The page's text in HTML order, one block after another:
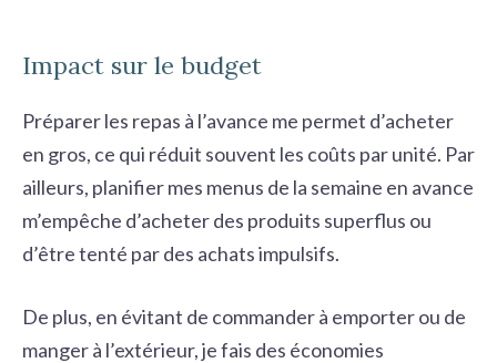
Impact sur le budget
Préparer les repas à l’avance me permet d’acheter
en gros, ce qui réduit souvent les coûts par unité. Par
ailleurs, planifier mes menus de la semaine en avance
m’empêche d’acheter des produits superflus ou
d’être tenté par des achats impulsifs.
De plus, en évitant de commander à emporter ou de
manger à l’extérieur, je fais des économies